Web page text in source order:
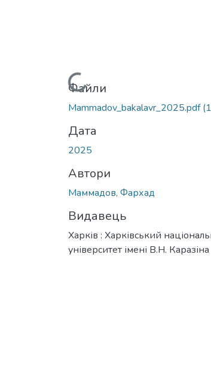
Вантажиться...
Файли
Mammadov_bakalavr_2025.pdf
Дата
2025
Автори
Маммадов, Фархад
Видавець
Харків : Харківський
університет імені В.Н. Каразіна